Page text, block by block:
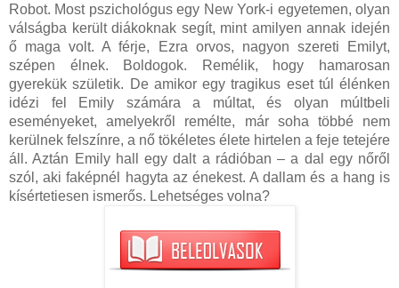
Robot. Most pszichológus egy New York-i egyetemen, olyan
válságba került diákoknak segít, mint amilyen annak idején
ő maga volt. A férje, Ezra orvos, nagyon szereti Emilyt,
szépen élnek. Boldogok. Remélik, hogy hamarosan
gyerekük születik. De amikor egy tragikus eset túl élénken
idézi fel Emily számára a múltat, és olyan múltbeli
eseményeket, amelyekről remélte, már soha többé nem
kerülnek felszínre, a nő tökéletes élete hirtelen a feje tetejére
áll. Aztán Emily hall egy dalt a rádióban – a dal egy nőről
szól, aki faképnél hagyta az énekest. A dallam és a hang is
kísértetiesen ismerős. Lehetséges volna?